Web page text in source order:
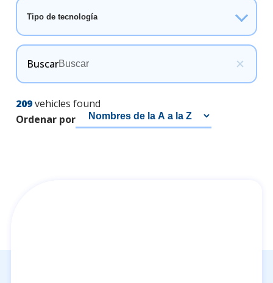
Tipo de tecnología
Buscar
209vehicles found
Ordenar por